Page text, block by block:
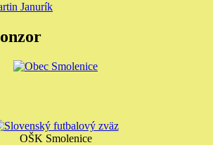
Janurík
OŠK Smolenice